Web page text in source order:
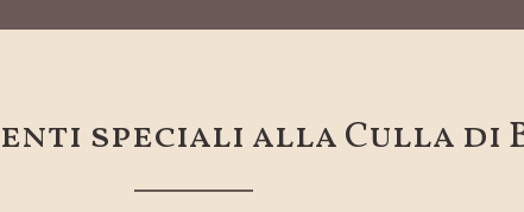
speciali alla Culla di